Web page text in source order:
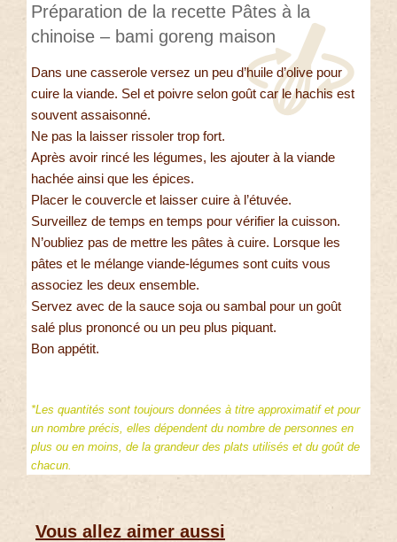
Préparation de la recette Pâtes à la
chinoise – bami goreng maison
Dans une casserole versez un peu d’huile d’olive pour
cuire la viande. Sel et poivre selon goût car le hachis est
souvent assaisonné.
Ne pas la laisser rissoler trop fort.
Après avoir rincé les légumes, les ajouter à la viande
hachée ainsi que les épices.
Placer le couvercle et laisser cuire à l’étuvée.
Surveillez de temps en temps pour vérifier la cuisson.
N’oubliez pas de mettre les pâtes à cuire. Lorsque les
pâtes et le mélange viande-légumes sont cuits vous
associez les deux ensemble.
Servez avec de la sauce soja ou sambal pour un goût
salé plus prononcé ou un peu plus piquant.
Bon appétit.
*Les quantités sont toujours données à titre approximatif et pour
un nombre précis, elles dépendent du nombre de personnes en
plus ou en moins, de la grandeur des plats utilisés et du goût de
chacun.
Vous allez aimer aussi